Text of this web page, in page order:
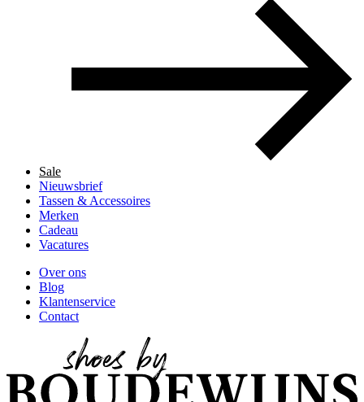
Sale
Nieuwsbrief
Tassen & Accessoires
Merken
Cadeau
Vacatures
Over ons
Blog
Klantenservice
Contact